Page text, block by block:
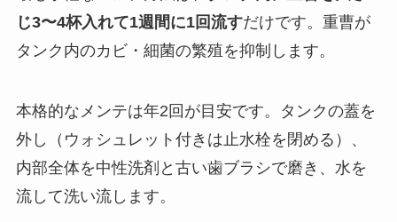
じ3〜4杯入れて1週間に1回流すだけです。重曹が
タンク内のカビ・細菌の繁殖を抑制します。
本格的なメンテは年2回が目安です。タンクの蓋を
外し（ウォシュレット付きは止水栓を閉める）、
内部全体を中性洗剤と古い歯ブラシで磨き、水を
流して洗い流します。